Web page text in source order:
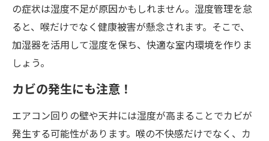
の症状は湿度不足が原因かもしれません。湿度管理を怠
ると、喉だけでなく健康被害が懸念されます。そこで、
加湿器を活用して湿度を保ち、快適な室内環境を作りま
しょう。
カビの発生にも注意！
エアコン回りの壁や天井には湿度が高まることでカビが
発生する可能性があります。喉の不快感だけでなく、カ